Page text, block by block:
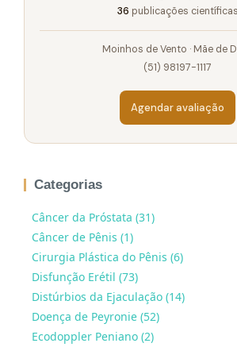
36 publicações científicas
Moinhos de Vento · Mãe de
(51) 98197-1117
Agendar avaliação
Categorias
Câncer da Próstata (31)
Câncer de Pênis (1)
Cirurgia Plástica do Pênis (6)
Disfunção Erétil (73)
Distúrbios da Ejaculação (14)
Doença de Peyronie (52)
Ecodoppler Peniano (2)